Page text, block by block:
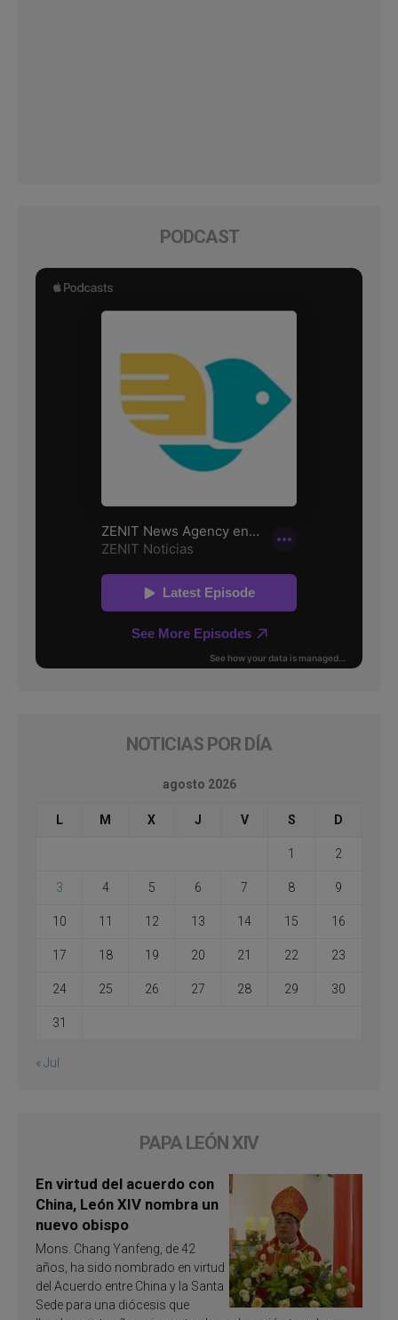
PODCAST
NOTICIAS POR DÍA
agosto 2026
L M X J V S D
1 2
3 4 5 6 7 8 9
10 11 12 13 14 15 16
17 18 19 20 21 22 23
24 25 26 27 28 29 30
31
« Jul
PAPA LEÓN XIV
En virtud del acuerdo con
China, León XIV nombra un
nuevo obispo
Mons. Chang Yanfeng, de 42
años, ha sido nombrado en virtud
del Acuerdo entre China y la Santa
Sede para una diócesis que